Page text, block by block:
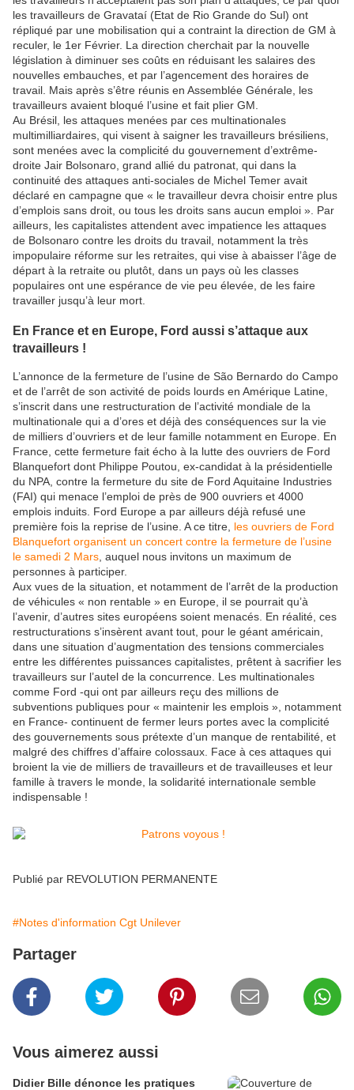
les travailleurs de Gravataí (Etat de Rio Grande do Sul) ont
répliqué par une mobilisation qui a contraint la direction de GM à
reculer, le 1er Février. La direction cherchait par la nouvelle
législation à diminuer ses coûts en réduisant les salaires des
nouvelles embauches, et par l’agencement des horaires de
travail. Mais après s’être réunis en Assemblée Générale, les
travailleurs avaient bloqué l’usine et fait plier GM.
Au Brésil, les attaques menées par ces multinationales
multimilliardaires, qui visent à saigner les travailleurs brésiliens,
sont menées avec la complicité du gouvernement d’extrême-
droite Jair Bolsonaro, grand allié du patronat, qui dans la
continuité des attaques anti-sociales de Michel Temer avait
déclaré en campagne que « le travailleur devra choisir entre plus
d’emplois sans droit, ou tous les droits sans aucun emploi ». Par
ailleurs, les capitalistes attendent avec impatience les attaques
de Bolsonaro contre les droits du travail, notamment la très
impopulaire réforme sur les retraites, qui vise à abaisser l’âge de
départ à la retraite ou plutôt, dans un pays où les classes
populaires ont une espérance de vie peu élevée, de les faire
travailler jusqu’à leur mort.
En France et en Europe, Ford aussi s’attaque aux
travailleurs !
L’annonce de la fermeture de l’usine de São Bernardo do Campo
et de l’arrêt de son activité de poids lourds en Amérique Latine,
s’inscrit dans une restructuration de l’activité mondiale de la
multinationale qui a d’ores et déjà des conséquences sur la vie
de milliers d’ouvriers et de leur famille notamment en Europe. En
France, cette fermeture fait écho à la lutte des ouvriers de Ford
Blanquefort dont Philippe Poutou, ex-candidat à la présidentielle
du NPA, contre la fermeture du site de Ford Aquitaine Industries
(FAI) qui menace l’emploi de près de 900 ouvriers et 4000
emplois induits. Ford Europe a par ailleurs déjà refusé une
première fois la reprise de l’usine. A ce titre, les ouvriers de Ford
Blanquefort organisent un concert contre la fermeture de l’usine
le samedi 2 Mars , auquel nous invitons un maximum de
personnes à participer.
Aux vues de la situation, et notamment de l’arrêt de la production
de véhicules « non rentable » en Europe, il se pourrait qu’à
l’avenir, d’autres sites européens soient menacés. En réalité, ces
restructurations s’insèrent avant tout, pour le géant américain,
dans une situation d’augmentation des tensions commerciales
entre les différentes puissances capitalistes, prêtent à sacrifier les
travailleurs sur l’autel de la concurrence. Les multinationales
comme Ford -qui ont par ailleurs reçu des millions de
subventions publiques pour « maintenir les emplois », notamment
en France- continuent de fermer leurs portes avec la complicité
des gouvernements sous prétexte d’un manque de rentabilité, et
malgré des chiffres d’affaire colossaux. Face à ces attaques qui
broient la vie de milliers de travailleurs et de travailleuses et leur
famille à travers le monde, la solidarité internationale semble
indispensable !
Publié par REVOLUTION PERMANENTE
#Notes d'information Cgt Unilever
Partager
Vous aimerez aussi
Didier Bille dénonce les pratiques